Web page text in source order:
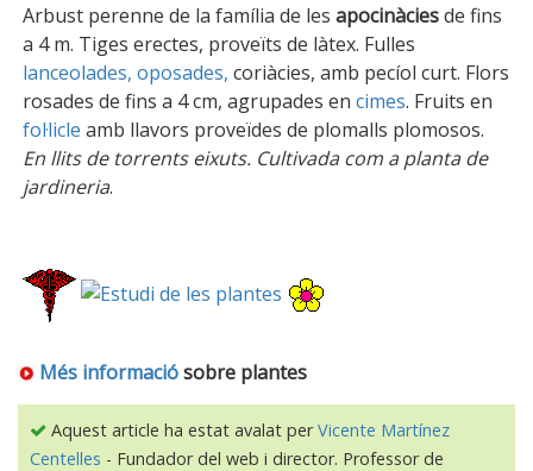
Arbust perenne de la família de les apocinàciesde fins
a 4 m. Tiges erectes, proveïts de làtex. Fulles
lanceolades, oposades, coriàcies, amb pecíol curt. Flors
rosades de fins a 4 cm, agrupades en cimes. Fruits en
fol·licle amb llavors proveïdes de plomalls plomosos.
En llits de torrents eixuts. Cultivada com a planta de
jardineria.
Més informaciósobre plantes
Aquest article ha estat avalat perVicente Martínez
Centelles - Fundador del web i director. Professor de